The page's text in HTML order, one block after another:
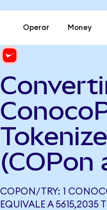
Operar Money
(COPon
COPON/TRY: 1
EQUIVALE A 5615,2035